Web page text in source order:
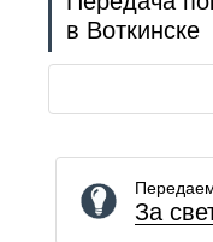
в Воткинске
За